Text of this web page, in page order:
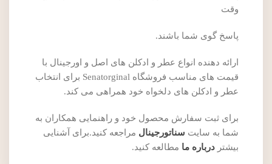
وقت
پاسخ گوی شما باشند.
ارائه دهنده انواع عطر و ادکلن های اصل و اورجینال با
قیمت های مناسب فروشگاه Senatorginal برای انتخاب
عطر و ادکلن های دلخواه خود همراهی می کند.
برای ثبت سفارش محصول خود و راهنمایی همکاران به
شما به سایت سناتورجینال مراجعه کنید.برای آشنایی
بیشتر درباره ما مطالعه کنید.